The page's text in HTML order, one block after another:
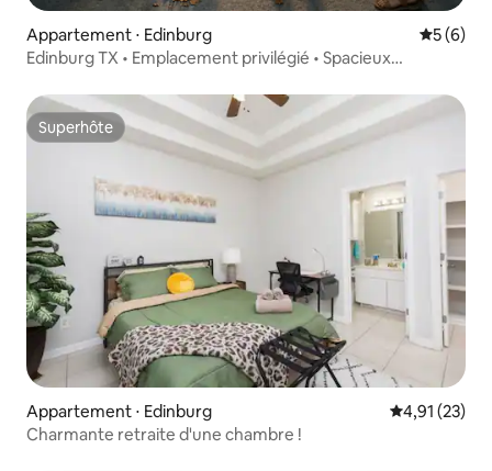
Appartement ⋅ Edinburg
5 (6)
Edinburg TX • Emplacement privilégié • Spacieux
Superhôte
Superhôte
Appartement ⋅ Edinburg Évaluation
4,91 (23)
Charmante retraite d'une chambre !